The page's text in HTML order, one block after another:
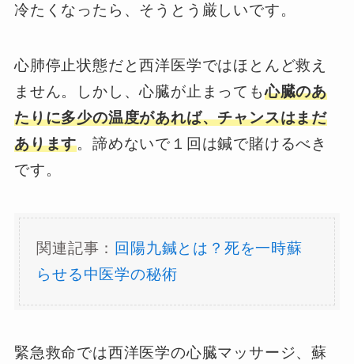
冷たくなったら、そうとう厳しいです。
心肺停止状態だと西洋医学ではほとんど救え
ません。しかし、心臓が止まっても心臓のあ
たりに多少の温度があれば、チャンスはまだ
あります。諦めないで１回は鍼で賭けるべき
です。
関連記事： 回陽九鍼とは？死を一時蘇
らせる中医学の秘術
緊急救命では西洋医学の心臓マッサージ、蘇